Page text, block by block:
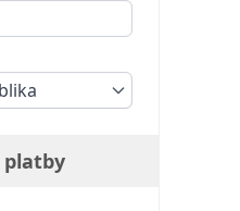
platby